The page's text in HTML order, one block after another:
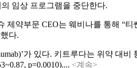
의 임상 프로그램을 중단한다.
약부문 CEO는 웨비나를 통해 “
다.
가 있다. 키트루다는 위약 대
p=0.0010).... <계속>